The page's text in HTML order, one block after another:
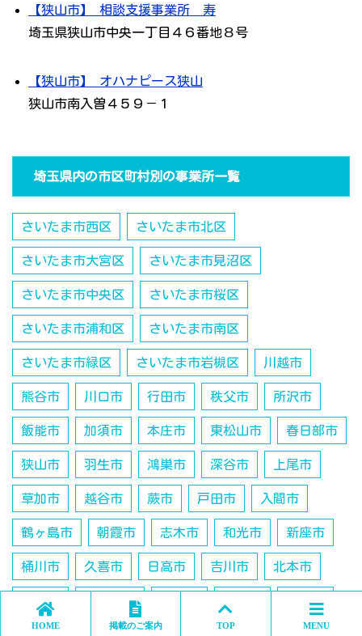
【狭山市】 相談支援事業所 寿
埼玉県狭山市中央一丁目４６番地８号
【狭山市】 オハナピース狭山
狭山市南入曽４５９－１
埼玉県内の市区町村別の事業所一覧
さいたま市西区 さいたま市北区
さいたま市大宮区 さいたま市見沼区
さいたま市中央区 さいたま市桜区
さいたま市浦和区 さいたま市南区
さいたま市緑区 さいたま市岩槻区 川越市
熊谷市 川口市 行田市 秩父市 所沢市
飯能市 加須市 本庄市 東松山市 春日部市
狭山市 羽生市 鴻巣市 深谷市 上尾市
草加市 越谷市 蕨市 戸田市 入間市
鶴ヶ島市 朝霞市 志木市 和光市 新座市
桶川市 久喜市 日高市 吉川市 北本市
八潮市 富士見市 坂戸市
HOME 掲載のご案内 TOP MENU